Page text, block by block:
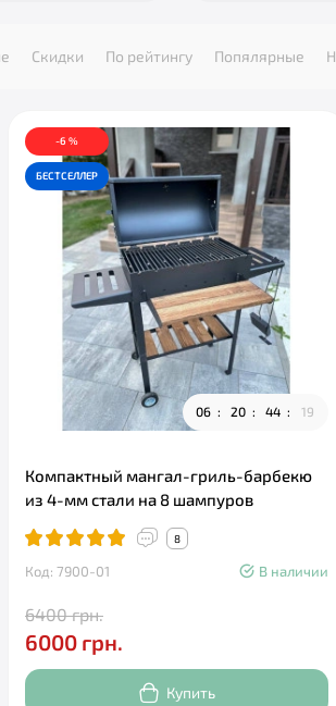
Скидки По рейтингу Попялярные
-6 %
БЕСТСЕЛЛЕР
06 20 44 17
Компактный мангал-гриль-барбекю
из 4-мм стали на 8 шампуров
8
Код: 7900-01 В наличии
6400 грн.
6000 грн.
Купить